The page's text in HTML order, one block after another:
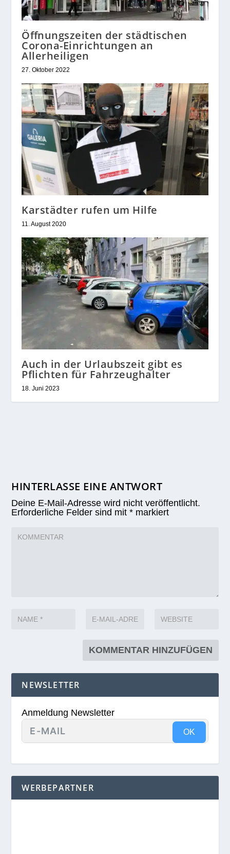
Öffnungszeiten der städtischen
Corona-Einrichtungen an
Allerheiligen
27. Oktober 2022
Karstädter rufen um Hilfe
11. August 2020
Auch in der Urlaubszeit gibt es
Pflichten für Fahrzeughalter
18. Juni 2023
HINTERLASSE EINE ANTWORT
Deine E-Mail-Adresse wird nicht veröffentlicht.
Erforderliche Felder sind mit* markiert
NEWSLETTER
Anmeldung Newsletter
OK
WERBEPARTNER